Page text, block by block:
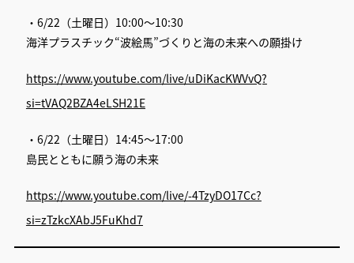
・6/22（土曜日）10:00～10:30
海洋プラスチック“波絵馬”づくりと海の未来への願掛け
https://www.youtube.com/live/uDiKacKWVvQ?
si=tVAQ2BZA4eLSH21E
・6/22（土曜日）14:45～17:00
島民とともに願う海の未来
https://www.youtube.com/live/-4TzyDO17Cc?
si=zTzkcXAbJ5FuKhd7